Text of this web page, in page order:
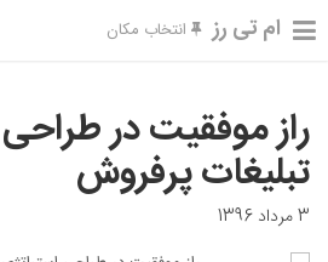
ام تی رز انتخاب مکان
راز موفقیت در
تبلیغات پرفروش
3 مرداد 1396